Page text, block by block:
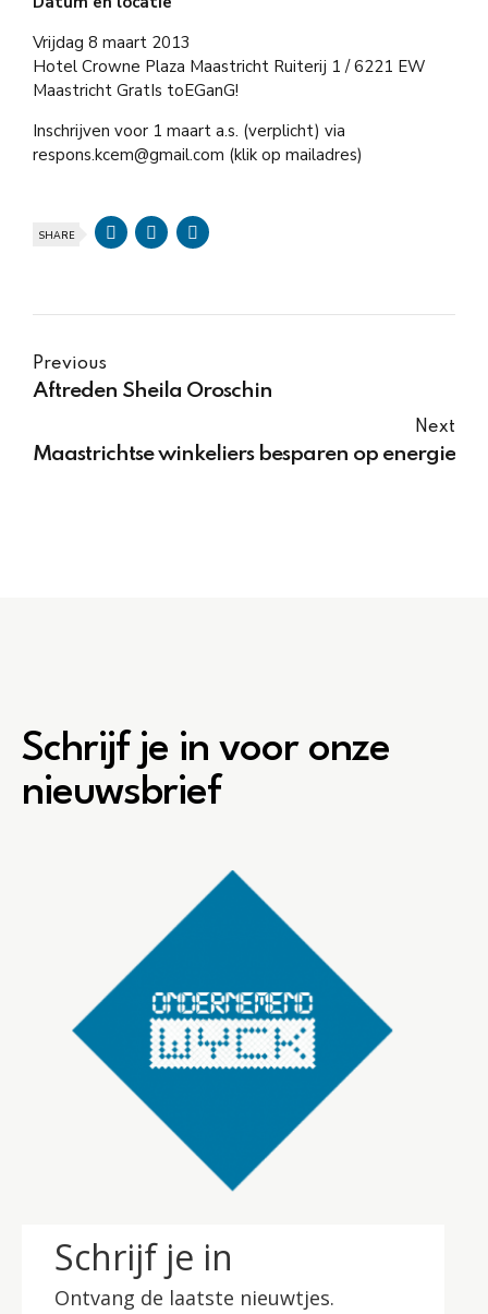
Vrijdag 8 maart 2013
Hotel Crowne Plaza Maastricht Ruiterij 1 / 6221 EW
Maastricht GratIs toEGanG!
Inschrijven voor 1 maart a.s. (verplicht) via
respons.kcem@gmail.com (klik op mailadres)
SHARE
Previous
Aftreden Sheila Oroschin
Next
Maastrichtse winkeliers besparen op energie
Schrijf je in voor onze
nieuwsbrief
Schrijf je in
Ontvang de laatste nieuwtjes.